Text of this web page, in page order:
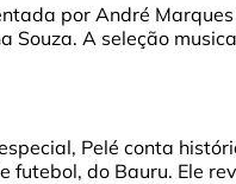
por André
Souza. A seleção
Pelé conta
do Bauru. Ele